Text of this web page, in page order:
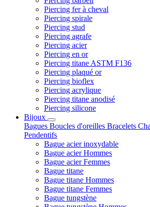
Piercing fer à cheval
Piercing spirale
Piercing stud
Piercing agrafe
Piercing acier
Piercing en or
Piercing titane ASTM F136
Piercing plaqué or
Piercing bioflex
Piercing acrylique
Piercing titane anodisé
Piercing silicone
Bijoux
Bagues Boucles d'oreilles Bracelets
Pendentifs
Bague acier inoxydable
Bague acier Hommes
Bague acier Femmes
Bague titane
Bague titane Hommes
Bague titane Femmes
Bague tungstène